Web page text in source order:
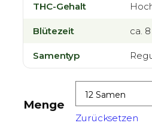
THC-Gehalt
Blütezeit ca.
Samentyp
Menge
Zurücksetzen